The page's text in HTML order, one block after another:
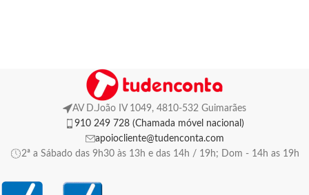
AV D.João IV 1049, 4810-532 Guimarães
910 249 728 (Chamada móvel nacional)
apoiocliente@tudenconta.com
2ª a Sábado das 9h30 às 13h e das 14h / 19h; Dom - 14h as 19h